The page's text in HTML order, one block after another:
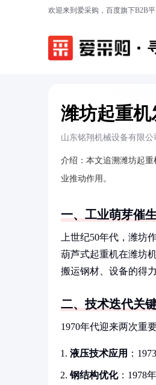
欢迎来到爱采购，百度旗下B2B
潍坊起重机
山东铭翔机械设备有限公
介绍： 本文追溯潍坊起
业推动作用。
一、工业萌芽催
上世纪50年代，潍坊
葫芦式起重机在潍坊
搬运钢材、设备的得力
二、技术迭代关
1970年代迎来两次重
液压技术应用 ：
钢结构优化：1978